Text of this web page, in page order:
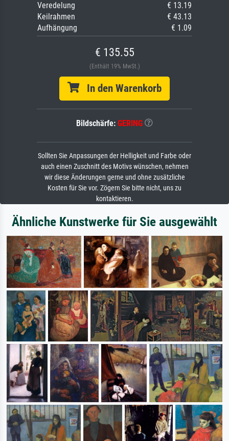
Veredelung
€ 13.19
Keilrahmen
€ 43.13
Aufhängung
€ 1.09
€ 135.55
(Enthält 19% MwSt.)
In den Warenkorb
Bildschärfe: GERING
Sollten Sie Anpassungen der Helligkeit und Farbe oder
auch einen Zuschnitt des Motivs wünschen, nehmen
wir diese Änderungen gerne und ohne zusätzliche
Kosten für Sie vor. Zögern Sie bitte nicht, uns zu
kontaktieren.
Ähnliche Kunstwerke für Sie ausgewählt